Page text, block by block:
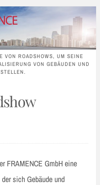
VON ROADSHOWS, UM SEINE
VON GEBÄUDEN UND
FRAMENCE GmbH eine
sich Gebäude und